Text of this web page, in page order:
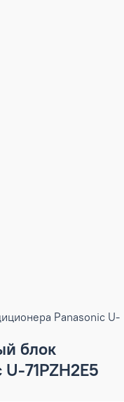
Panasonic U-
блок
71PZH2E5